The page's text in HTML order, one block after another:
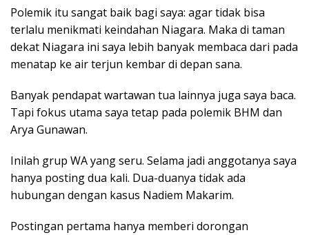
Polemik itu sangat baik bagi saya: agar tidak bisa
terlalu menikmati keindahan Niagara. Maka di taman
dekat Niagara ini saya lebih banyak membaca dari pada
menatap ke air terjun kembar di depan sana.
Banyak pendapat wartawan tua lainnya juga saya baca.
Tapi fokus utama saya tetap pada polemik BHM dan
Arya Gunawan.
Inilah grup WA yang seru. Selama jadi anggotanya saya
hanya posting dua kali. Dua-duanya tidak ada
hubungan dengan kasus Nadiem Makarim.
Postingan pertama hanya memberi dorongan